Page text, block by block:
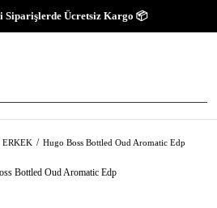
Siparişlerde Ücretsiz Kargo 📦
ERKEK Hugo Boss Bottled Oud Aromatic Edp